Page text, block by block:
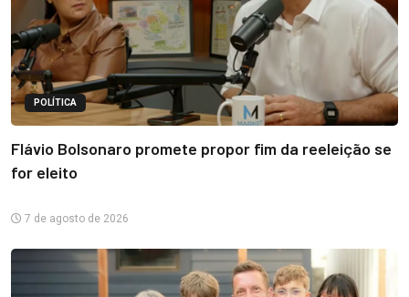
POLÍTICA
Flávio Bolsonaro promete propor fim da reeleição se
for eleito
7 de agosto de 2026